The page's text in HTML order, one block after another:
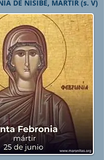
DE NÍSIBE, MÁRTIR (s. V)